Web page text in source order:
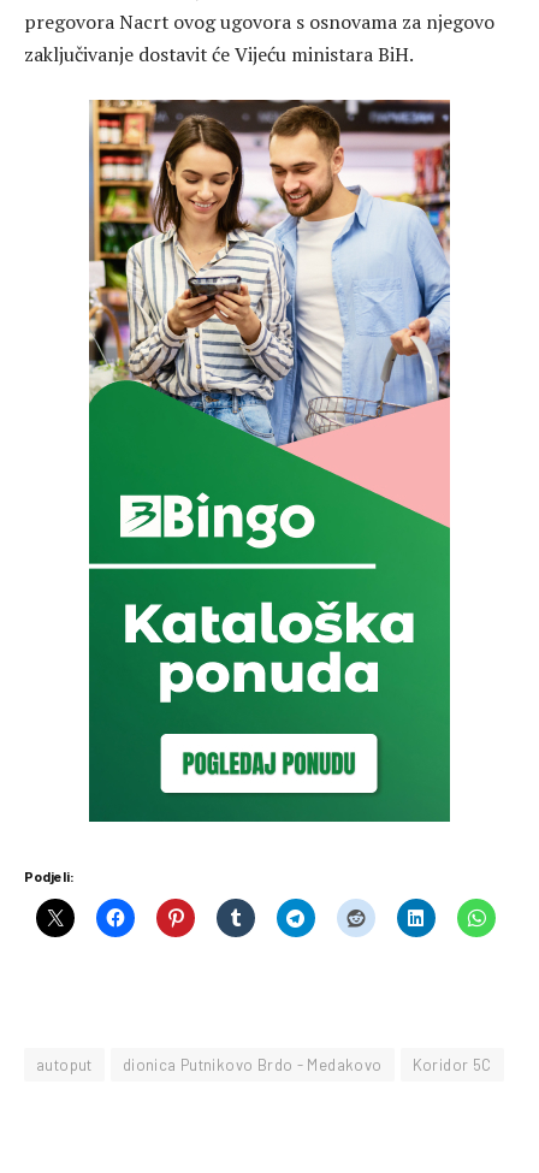
pregovora Nacrt ovog ugovora s osnovama za njegovo
zaključivanje dostavit će Vijeću ministara BiH.
Podjeli:
autoput dionica Putnikovo Brdo - Medakovo Koridor 5C